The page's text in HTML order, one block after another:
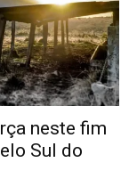
neste fim
Sul do